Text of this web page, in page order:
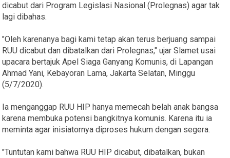
dicabut dari Program Legislasi Nasional (Prolegnas) agar tak
lagi dibahas.
"Oleh karenanya bagi kami tetap akan terus berjuang sampai
RUU dicabut dan dibatalkan dari Prolegnas," ujar Slamet usai
upacara bertajuk Apel Siaga Ganyang Komunis, di Lapangan
Ahmad Yani, Kebayoran Lama, Jakarta Selatan, Minggu
(5/7/2020).
Ia menganggap RUU HIP hanya memecah belah anak bangsa
karena membuka potensi bangkitnya komunis. Karena itu ia
meminta agar inisiatornya diproses hukum dengan segera.
"Tuntutan kami bahwa RUU HIP dicabut, dibatalkan, bukan